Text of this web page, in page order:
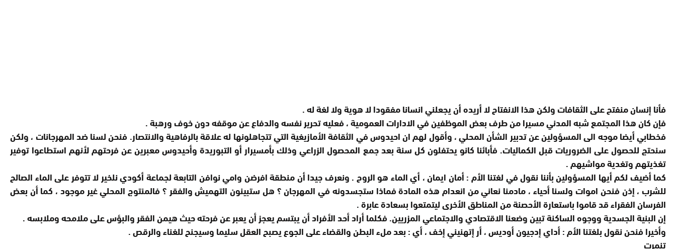
فأنا إنسان منفتح على الثقافات ولكن هذا الانفتاح لا أريده أن يجعلني انسانا مفقودا لا هوية ولا لغة له .
فإن كان هذا المجتمع شبه المدني مسيرا من طرف بعض الموظفين في الادارات العمومية ، فعليه تحرير نفسه والدفاع عن موقفه دون خوف ورهبة .
فخطابي أيضا موجه الى المسؤولين عن تدبير الشأن المحلي ، وأقول لهم ان احيدوس في الثقافة الأمازيغية التي تتجاهلونها له علاقة بالرفاهية والانتصار. فنحن لسنا ضد المهرجانات ، ولكن
سنحتج للحصول على الضروريات قبل الكماليات. فأبائنا كانو يحتفلون كل سنة بعد جمع المحصول الزراعي وذلك بأمسيرار أو التبوريدة وأحيدوس معبرين عن فرحتهم لأنهم استطاعوا توفير
تغذيتهم وتغدية مواشيهم .
كما أضيف لكم أيها المسؤولين بأننا نقول في لغتنا الأم : أمان ايمان ، أي الماء هو الروح . ونعرف جيدا أن منطقة افرضن وامي نوافن التابعة لجماعة أكودي نلخير لا تتوفر على الماء الصالح
للشرب ، إذن فنحن اموات ولسنا أحياء ، مادمنا نعاني من انعدام هذه المادة فماذا ستجسدونه في المهرجان ؟ هل ستبينون التهميش والفقر ؟ فالمنتوج المحلي غير موجود ، كما أن بعض
الفرسان الفقراء قد قاموا باستعارة الأحصنة من المناطق الأخرى ليتمتعوا بسعادة عابرة .
إن البنية الجسدية ووجوه الساكنة تبين وضعنا الاقتصادي والاجتماعي المزريين. فكلما أراد أحد الأفراد أن يبتسم يعجز أن يعبر عن فرحته حيث هيمن الفقر والبؤس على ملامحه وملابسه .
وأخيرا فنحن نقول بلغتنا الأم : أداي إدجيون أوديس ، أر إتهنيني إخف ، أي : بعد ملء البطن والقضاء على الجوع يصبح العقل سليما وسيجنح للغناء والرقص .
تنمرت